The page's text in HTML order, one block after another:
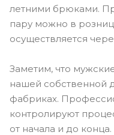
летними брюками.
пару можно в
осуществляется
Заметим, что
нашей собственной
фабриках.
контролируют
от начала и до